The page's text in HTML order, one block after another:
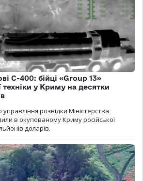
С-400: бійці «Group 13»
у Криму на десятки
розвідки Міністерства
в окупованому Криму російської
доларів.